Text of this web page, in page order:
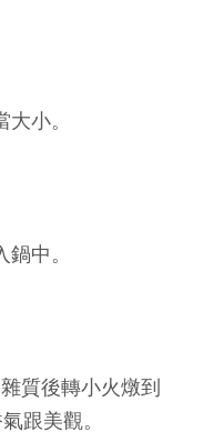
小。
中。
質後轉小火燉到
跟美觀。